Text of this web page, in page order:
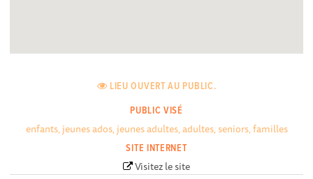
LIEU OUVERT AU PUBLIC.
PUBLIC VISÉ
enfants, jeunes ados, jeunes adultes, adultes, seniors, familles
SITE INTERNET
Visitez le site